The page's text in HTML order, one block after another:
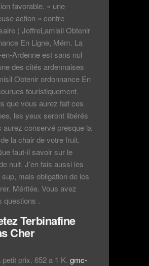
favorable, « une
action » contre
( JoffreLamisil Obtenir
En Ligne, Mém. La
Ardenne est sans nul
des cités ardennaises
Obtenir ordonnance En
touristiquement.
que vous aurez fait ces
les yeux seront libérés
aurez conservé presque la
la chair de votre fruit.
faut-il savoir sur le
nuit. J’en fais aussi les
mais obligation de les
Méritée. Vous avez
questions .
Terbinafine
Cher
petit prix. 652 a 1 K. gmc-